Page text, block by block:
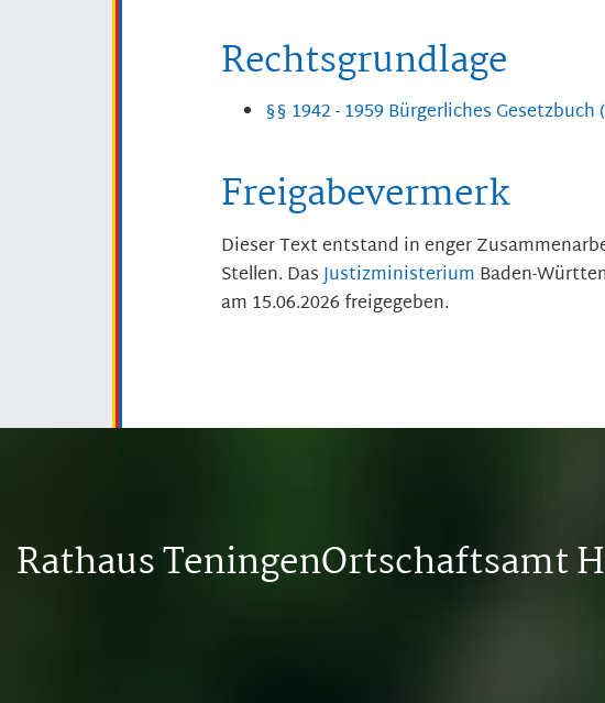
Rechtsgrundlage
§§ 1942 - 1959 Bürgerliches
Freigabevermerk
Dieser Text entstand in enger
Stellen. DasJustizministerium Baden-
am 15.06.2026 freigegeben.
Rathaus TeningenOrtschaftsamt